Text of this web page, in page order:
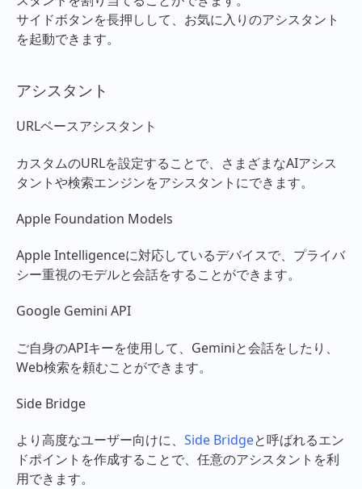
サイドボタンを長押しして、お気に入りのアシスタント
を起動できます。
アシスタント
URLベースアシスタント
カスタムのURLを設定することで、さまざまなAIアシス
タントや検索エンジンをアシスタントにできます。
Apple Foundation Models
Apple Intelligenceに対応しているデバイスで、プライバ
シー重視のモデルと会話をすることができます。
Google Gemini API
ご自身のAPIキーを使用して、Geminiと会話をしたり、
Web検索を頼むことができます。
Side Bridge
より高度なユーザー向けに、 Side Bridgeと呼ばれるエン
ドポイントを作成することで、任意のアシスタントを利
用できます。